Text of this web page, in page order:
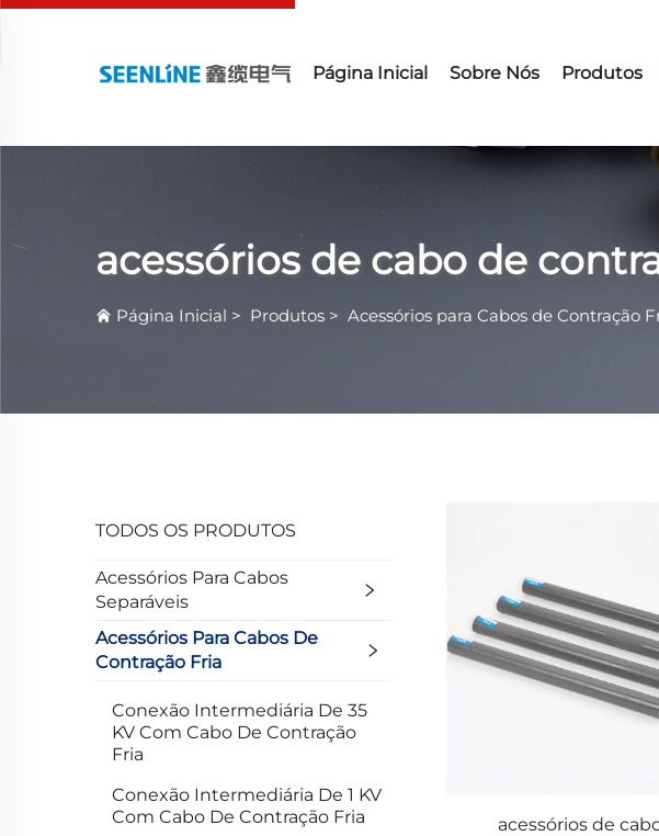
Página Inicial Sobre Nós Produtos
acessórios de cabo de
Página Inicial > Produtos > Acessórios para Cabos de Contração
TODOS OS PRODUTOS
Acessórios Para Cabos
Separáveis
Acessórios Para Cabos De
Contração Fria
Conexão Intermediária De 35
KV Com Cabo De Contração
Fria
Conexão Intermediária De 1 KV
Com Cabo De Contração Fria
acessórios de